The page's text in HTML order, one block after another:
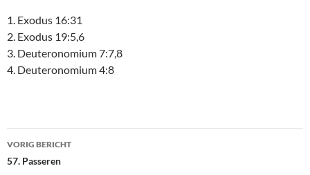
1. Exodus 16:31
2. Exodus 19:5,6
3. Deuteronomium 7:7,8
4. Deuteronomium 4:8
Bericht
navigatie
VORIG BERICHT
57. Passeren